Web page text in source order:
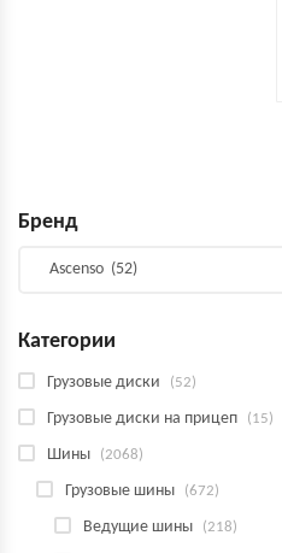
Бренд
Категории
Грузовые диски (52)
Грузовые диски на прицеп (15)
Шины (2068)
Грузовые шины (672)
Ведущие шины (218)